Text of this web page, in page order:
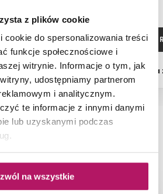
z plików cookie
cookie do spersonalizowania treści
funkcje społecznościowe i
witrynie. Informacje o tym, jak
udostępniamy partnerom
i analitycznym.
te informacje z innymi danymi
lub uzyskanymi podczas
na wszystkie
ZOBACZ
Dostępność: